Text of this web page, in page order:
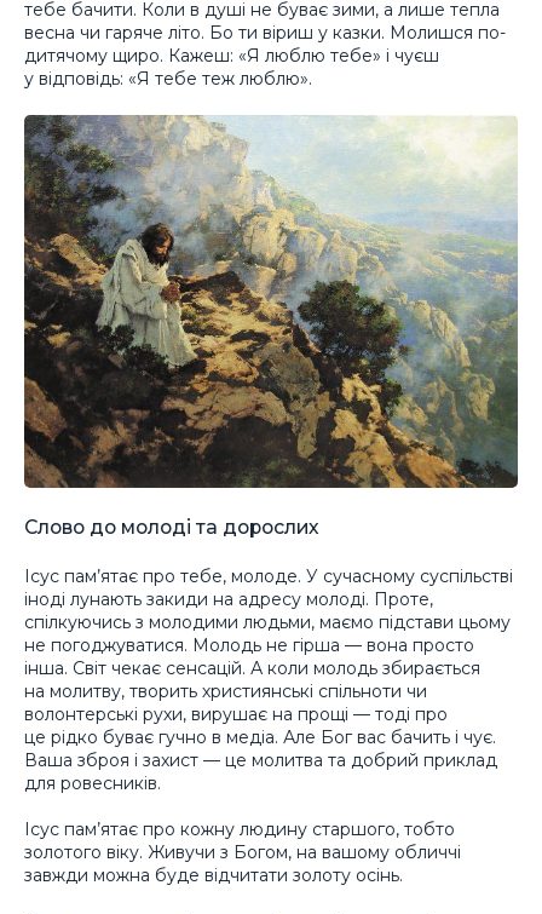
тебе бачити. Коли в душі не буває зими, а лише тепла
весна чи гаряче літо. Бо ти віриш у казки. Молишся по-
дитячому щиро. Кажеш: «Я люблю тебе» і чуєш
у відповідь: «Я тебе теж люблю».
Слово до молоді та дорослих
Ісус пам’ятає про тебе, молоде. У сучасному суспільстві
іноді лунають закиди на адресу молоді. Проте,
спілкуючись з молодими людьми, маємо підстави цьому
не погоджуватися. Молодь не гірша — вона просто
інша. Світ чекає сенсацій. А коли молодь збирається
на молитву, творить християнські спільноти чи
волонтерські рухи, вирушає на прощі — тоді про
це рідко буває гучно в медіа. Але Бог вас бачить і чує.
Ваша зброя і захист — це молитва та добрий приклад
для ровесників.
Ісус пам’ятає про кожну людину старшого, тобто
золотого віку. Живучи з Богом, на вашому обличчі
завжди можна буде відчитати золоту осінь.